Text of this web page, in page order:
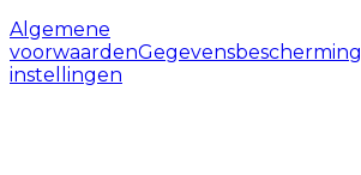
Algemene
voorwaardenGegevensbescherming
instellingen